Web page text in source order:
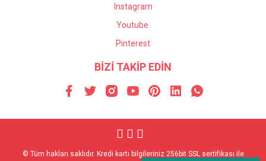
Instagram
Youtube
Pinterest
BİZİ TAKİP EDİN
© Tüm hakları saklıdır. Kredi kartı bilgileriniz 256bit SSL sertifikası ile